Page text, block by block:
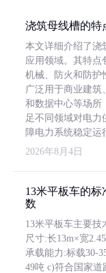
浇筑母线槽的特
本文详细介绍了浇
应用领域。其特点
机械、防火和防护
广泛用于商业建筑
和数据中心等场所
足不同领域对电力
障电力系统稳定运
2026年8月4日
13米平板车的
数
13米平板车主要技
尺寸:长13m×宽
承载能力:标载30-
49吨 c)符合国家道